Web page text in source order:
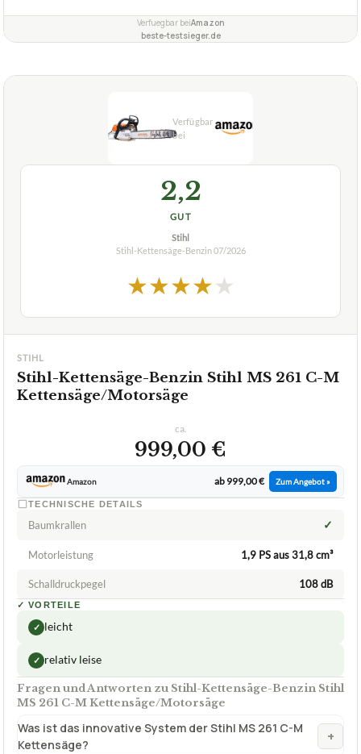
Verfuegbar beiAmazon
beste-testsieger.de
2,2
GUT
Stihl
Stihl-Kettensäge-Benzin07/2026
★★★★★
STIHL
Stihl-Kettensäge-Benzin Stihl MS 261 C-M
Kettensäge/Motorsäge
ca.
999,00 €
Amazon ab 999,00 € Zum Angebot »
TECHNISCHE DETAILS
Baumkrallen ✓
Motorleistung 1,9 PS aus 31,8 cm³
Schalldruckpegel 108 dB
✓ VORTEILE
✓ leicht
✓ relativ leise
Fragen und Antworten zu Stihl-Kettensäge-Benzin Stihl
MS 261 C-M Kettensäge/Motorsäge
Was ist das innovative System der Stihl MS 261 C-M
Kettensäge?
+